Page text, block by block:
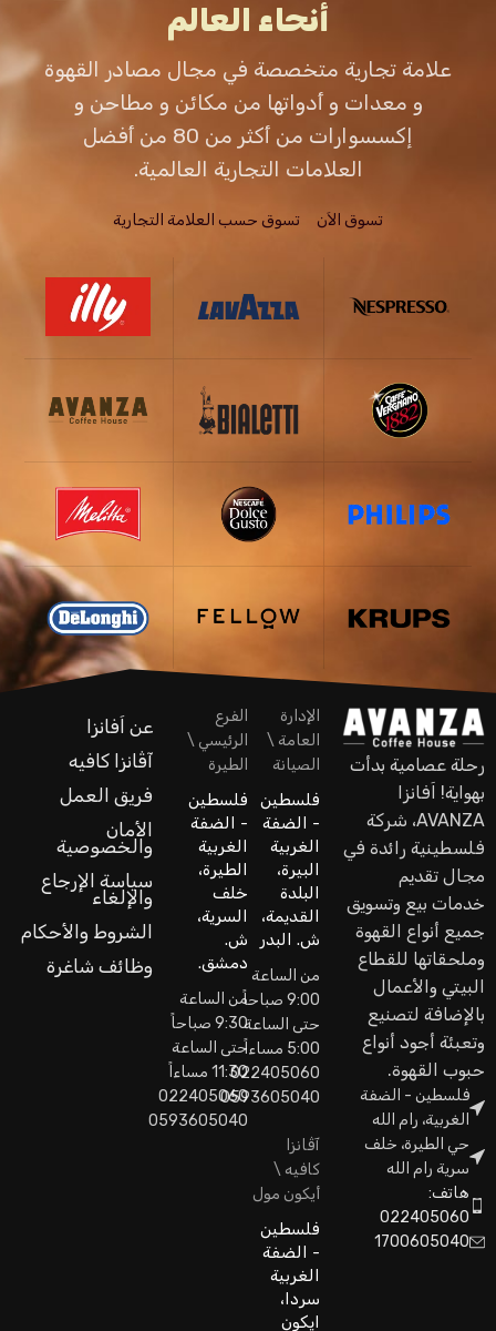
أنحاء العالم
علامة تجارية متخصصة في مجال مصادر القهوة
و معدات و أدواتها من مكائن و مطاحن و
إكسسوارات من أكثر من 80 من أفضل
العلامات التجارية العالمية.
تسوق الاَن تسوق حسب العلامة التجارية
رحلة عصامية بدأت
بهواية! اَفانزا
AVANZA، شركة
فلسطينية رائدة في
مجال تقديم
خدمات بيع وتسويق
جميع أنواع القهوة
وملحقاتها للقطاع
البيتي والأعمال
بالإضافة لتصنيع
وتعبئة أجود أنواع
حبوب القهوة.
فلسطين - الضفة
الغربية، رام الله
حي الطيرة، خلف
سرية رام الله
هاتف:
022405060
1700605040
الإدارة
العامة \
الصيانة
فلسطين
- الضفة
الغربية
البيرة،
البلدة
القديمة،
ش. البدر
من الساعة
9:00 صباحاً
حتى الساعة
5:00 مساءاً
022405060
0593605040
الفرع
الرئيسي \
الطيرة
فلسطين
- الضفة
الغربية
الطيرة،
خلف
السرية،
ش.
دمشق.
من الساعة
9:30 صباحاً
حتى الساعة
11:30 مساءاً
022405060
0593605040
آڤانزا
كافيه \
أيكون مول
فلسطين
- الضفة
الغربية
سردا،
ايكون
عن اَفانزا
آڤانزا كافيه
فريق العمل
الأمان
والخصوصية
سياسة الإرجاع
والإلغاء
الشروط والأحكام
وظائف شاغرة